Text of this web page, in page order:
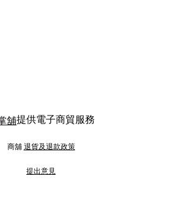
提供電子商貿服務
商舖 退貨及退款政策
提出意見